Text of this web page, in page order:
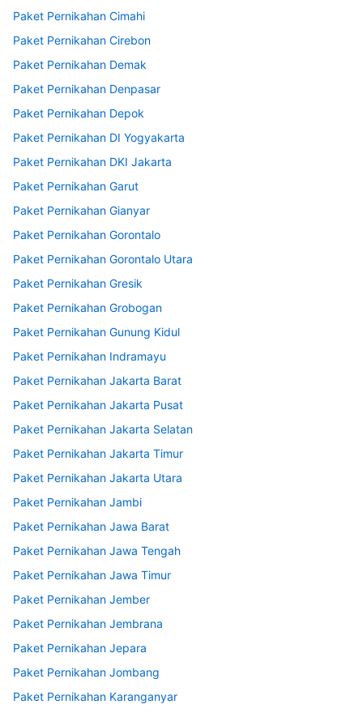
Paket Pernikahan Cimahi
Paket Pernikahan Cirebon
Paket Pernikahan Demak
Paket Pernikahan Denpasar
Paket Pernikahan Depok
Paket Pernikahan DI Yogyakarta
Paket Pernikahan DKI Jakarta
Paket Pernikahan Garut
Paket Pernikahan Gianyar
Paket Pernikahan Gorontalo
Paket Pernikahan Gorontalo Utara
Paket Pernikahan Gresik
Paket Pernikahan Grobogan
Paket Pernikahan Gunung Kidul
Paket Pernikahan Indramayu
Paket Pernikahan Jakarta Barat
Paket Pernikahan Jakarta Pusat
Paket Pernikahan Jakarta Selatan
Paket Pernikahan Jakarta Timur
Paket Pernikahan Jakarta Utara
Paket Pernikahan Jambi
Paket Pernikahan Jawa Barat
Paket Pernikahan Jawa Tengah
Paket Pernikahan Jawa Timur
Paket Pernikahan Jember
Paket Pernikahan Jembrana
Paket Pernikahan Jepara
Paket Pernikahan Jombang
Paket Pernikahan Karanganyar